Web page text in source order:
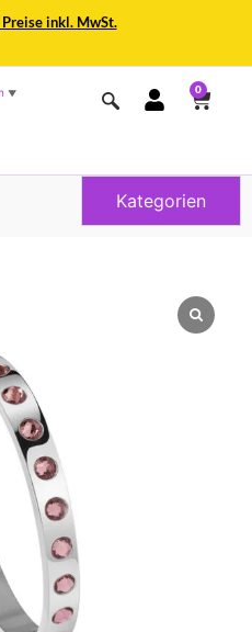
inkl. MwSt.
▼ 0
Kategorien